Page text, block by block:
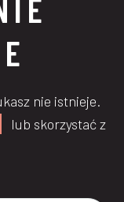
nie istnieje.
lub skorzystać z